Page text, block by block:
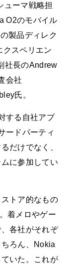
ューマ戦略担
O2のモバイル
製品ディレク
クスペリエン
社長のAndrew
会社
氏。
する自社アプ
ードパーティ
だけでなく、
に参加してい
トア的なもの
着メロやゲー
各社がそれぞ
ろん、Nokia
いた。これが